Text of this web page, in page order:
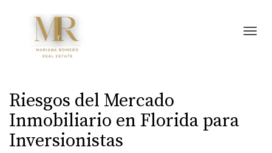
Riesgos del Mercado
Inmobiliario en Florida para
Inversionistas